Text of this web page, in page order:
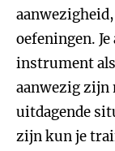
oefeningen.
instrument
aanwezig zijn
uitdagende
zijn kun je